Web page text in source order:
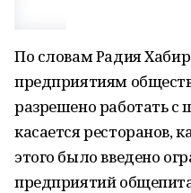
По словам Радия
предприятиям
разрешено работать с
касается ресторанов,
этого было введено
предприятий